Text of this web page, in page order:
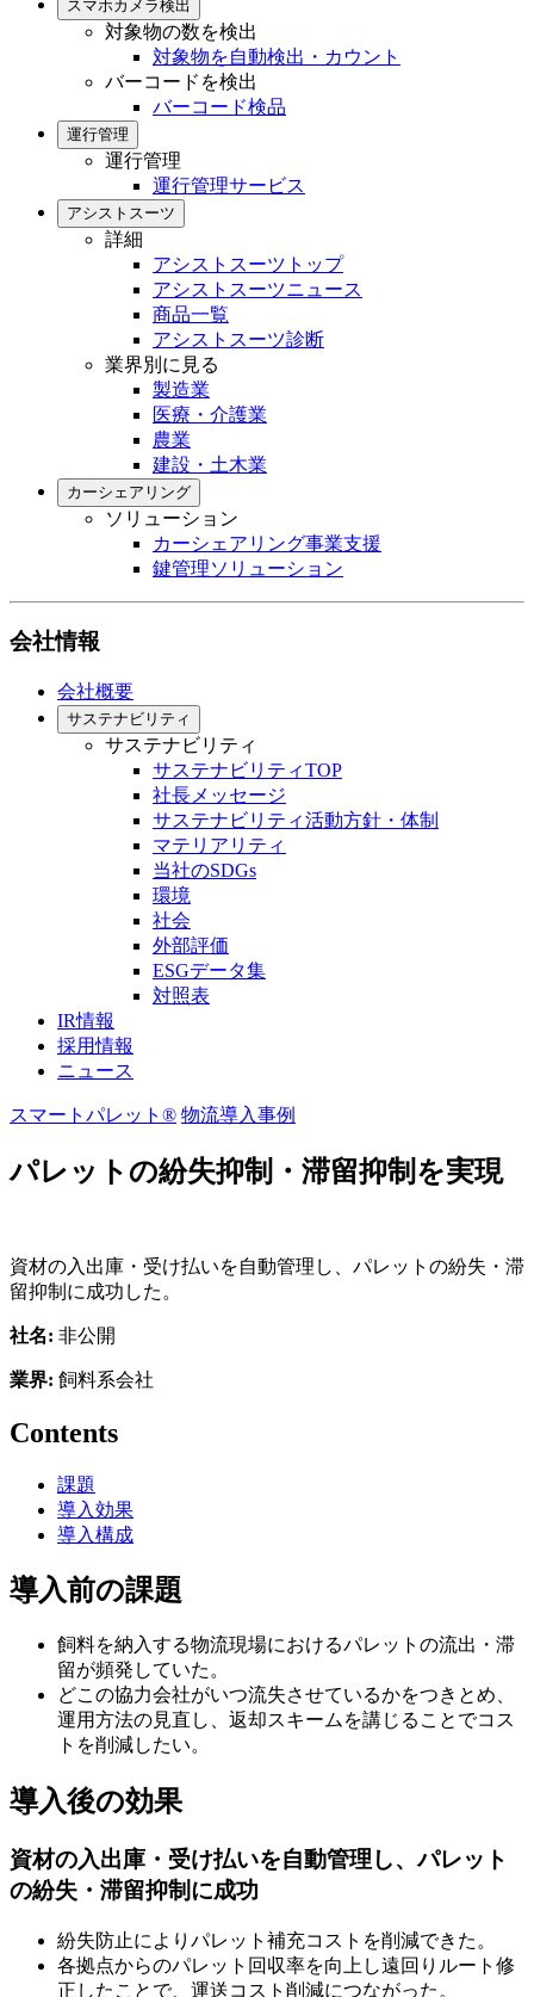
スマホカメラ検出
対象物の数を検出
対象物を自動検出・カウント
バーコードを検出
バーコード検品
運行管理
運行管理
運行管理サービス
アシストスーツ
詳細
アシストスーツトップ
アシストスーツニュース
商品一覧
アシストスーツ診断
業界別に見る
製造業
医療・介護業
農業
建設・土木業
カーシェアリング
ソリューション
カーシェアリング事業支援
鍵管理ソリューション
会社情報
会社概要
サステナビリティ
サステナビリティ
サステナビリティTOP
社長メッセージ
サステナビリティ活動方針・体制
マテリアリティ
当社のSDGs
環境
社会
外部評価
ESGデータ集
対照表
IR情報
採用情報
ニュース
スマートパレット® 物流導入事例
パレットの紛失抑制・滞留抑制を実現
資材の入出庫・受け払いを自動管理し、パレットの紛失・滞
留抑制に成功した。
社名: 非公開
業界: 飼料系会社
Contents
課題
導入効果
導入構成
導入前の課題
飼料を納入する物流現場におけるパレットの流出・滞
留が頻発していた。
どこの協力会社がいつ流失させているかをつきとめ、
運用方法の見直し、返却スキームを講じることでコス
トを削減したい。
導入後の効果
資材の入出庫・受け払いを自動管理し、パレット
の紛失・滞留抑制に成功
紛失防止によりパレット補充コストを削減できた。
各拠点からのパレット回収率を向上し遠回りルート修
正したことで、運送コスト削減につながった。